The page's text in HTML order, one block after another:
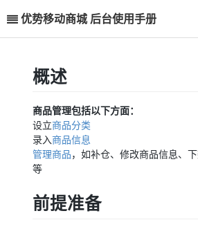
优势移动商城 后台使用手册
概述
商品管理包括以下方面：
设立商品分类
录入商品信息
管理商品，如补仓、修改商品信息、
等
前提准备